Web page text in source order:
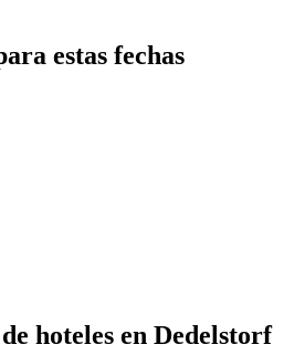
estas fechas
hoteles en Dedelstorf